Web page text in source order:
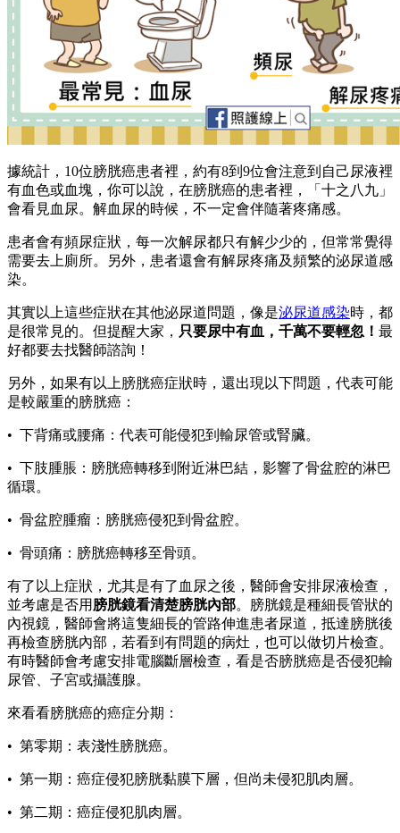
據統計，10位膀胱癌患者裡，約有8到9位會注意到自己尿液裡
有血色或血塊，你可以說，在膀胱癌的患者裡，「十之八九」
會看見血尿。解血尿的時候，不一定會伴隨著疼痛感。
患者會有頻尿症狀，每一次解尿都只有解少少的，但常常覺得
需要去上廁所。另外，患者還會有解尿疼痛及頻繁的泌尿道感
染。
其實以上這些症狀在其他泌尿道問題，像是泌尿道感染時，都
是很常見的。但提醒大家， 只要尿中有血，千萬不要輕忽！ 最
好都要去找醫師諮詢！
另外，如果有以上膀胱癌症狀時，還出現以下問題，代表可能
是較嚴重的膀胱癌：
• 下背痛或腰痛：代表可能侵犯到輸尿管或腎臟。
• 下肢腫脹：膀胱癌轉移到附近淋巴結，影響了骨盆腔的淋巴
循環。
• 骨盆腔腫瘤：膀胱癌侵犯到骨盆腔。
• 骨頭痛：膀胱癌轉移至骨頭。
有了以上症狀，尤其是有了血尿之後，醫師會安排尿液檢查，
並考慮是否用 膀胱鏡看清楚膀胱內部。膀胱鏡是種細長管狀的
內視鏡，醫師會將這隻細長的管路伸進患者尿道，抵達膀胱後
再檢查膀胱內部，若看到有問題的病灶，也可以做切片檢查。
有時醫師會考慮安排電腦斷層檢查，看是否膀胱癌是否侵犯輸
尿管、子宮或攝護腺。
來看看膀胱癌的癌症分期：
• 第零期：表淺性膀胱癌。
• 第一期：癌症侵犯膀胱黏膜下層，但尚未侵犯肌肉層。
• 第二期：癌症侵犯肌肉層。